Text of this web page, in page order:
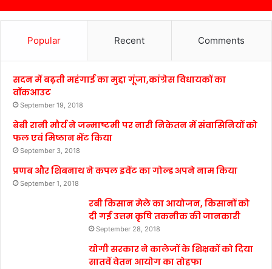
Popular Recent Comments
सदन में बढ़ती महंगाई का मुद्दा गूंजा,कांग्रेस विधायकों का
वॉकआउट
September 19, 2018
बेबी रानी मौर्य ने जन्माष्टमी पर नारी निकेतन में संवासिनियों को
फल एवं मिष्ठान भेंट किया
September 3, 2018
प्रणब और शिबनाथ ने कपल इवेंट का गोल्ड अपने नाम किया
September 1, 2018
रबी किसान मेले का आयोजन, किसानों को
दी गई उत्तम कृषि तकनीक की जानकारी
September 28, 2018
योगी सरकार ने कालेजों के शिक्षकों को दिया
सातवें वेतन आयोग का तोहफा